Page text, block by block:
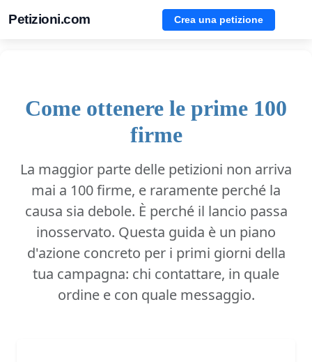
Petizioni.com Crea una petizione
Come ottenere le prime 100
firme
La maggior parte delle petizioni non arriva
mai a 100 firme, e raramente perché la
causa sia debole. È perché il lancio passa
inosservato. Questa guida è un piano
d'azione concreto per i primi giorni della
tua campagna: chi contattare, in quale
ordine e con quale messaggio.